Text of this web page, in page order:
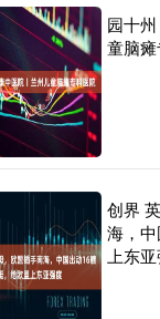
园十
童脑
创界
海，
上东